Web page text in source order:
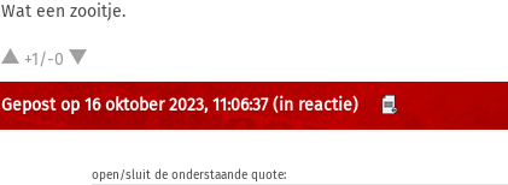
Wat een zooitje.
+1/-0
Gepost op 16 oktober 2023, 11:06:37 (in reactie)
open/sluit de onderstaande quote: